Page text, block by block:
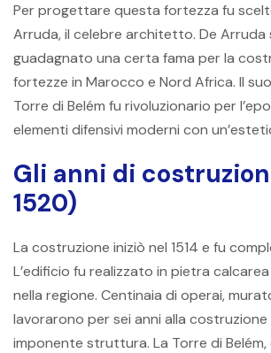
Per progettare questa fortezza fu
Arruda, il celebre architetto. De Arruda
guadagnato una certa fama per la
fortezze in Marocco e Nord Africa. Il
Torre di Belém fu rivoluzionario per
elementi difensivi moderni con
Gli anni di
1520)
La costruzione iniziò nel 1514 e fu
L’edificio fu realizzato in pietra
nella regione. Centinaia di operai,
lavorarono per sei anni alla
imponente struttura. La Torre di